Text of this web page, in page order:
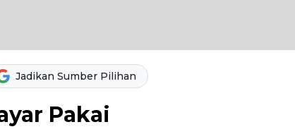
Jadikan Sumber Pilihan
Pakai